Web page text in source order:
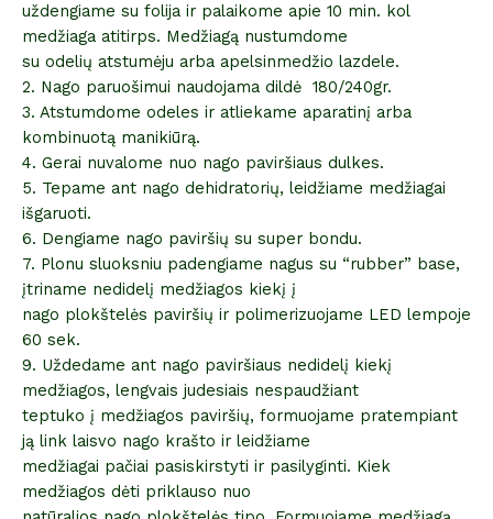
uždengiame su folija ir palaikome apie 10 min. kol
medžiaga atitirps. Medžiagą nustumdome
su odelių atstumėju arba apelsinmedžio lazdele.
2. Nago paruošimui naudojama dildė 180/240gr.
3. Atstumdome odeles ir atliekame aparatinį arba
kombinuotą manikiūrą.
4. Gerai nuvalome nuo nago paviršiaus dulkes.
5. Tepame ant nago dehidratorių, leidžiame medžiagai
išgaruoti.
6. Dengiame nago paviršių su super bondu.
7. Plonu sluoksniu padengiame nagus su “rubber” base,
įtriname nedidelį medžiagos kiekį į
nago plokštelės paviršių ir polimerizuojame LED lempoje
60 sek.
9. Uždedame ant nago paviršiaus nedidelį kiekį
medžiagos, lengvais judesiais nespaudžiant
teptuko į medžiagos paviršių, formuojame pratempiant
ją link laisvo nago krašto ir leidžiame
medžiagai pačiai pasiskirstyti ir pasilyginti. Kiek
medžiagos dėti priklauso nuo